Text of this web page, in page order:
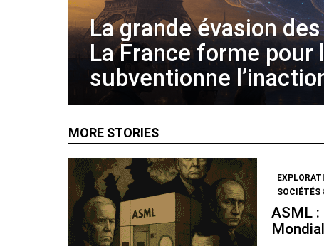
La grande évasion
La France forme pour
subventionne
MORE STORIES
SOCIÉTÉS
ASML :